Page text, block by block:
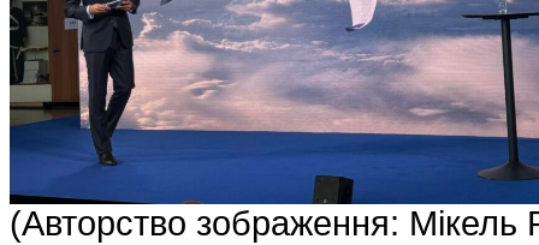
(Авторство зображення: Мікель